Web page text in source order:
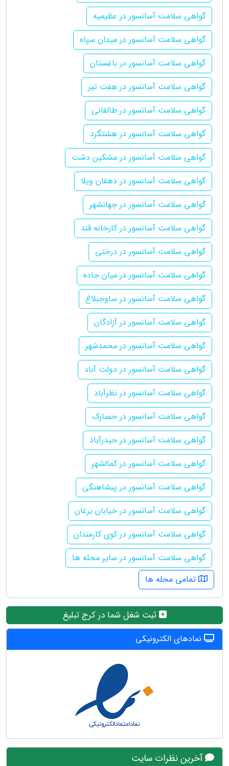
گواهی سلامت آسانسور در عظیمیه
گواهی سلامت آسانسور در میدان سپاه
گواهی سلامت آسانسور در باغستان
گواهی سلامت آسانسور در هفت تیر
گواهی سلامت آسانسور در طالقانی
گواهی سلامت آسانسور در هشتگرد
گواهی سلامت آسانسور در مشکین دشت
گواهی سلامت آسانسور در دهقان ویلا
گواهی سلامت آسانسور در جهانشهر
گواهی سلامت آسانسور در کارخانه قند
گواهی سلامت آسانسور در درختی
گواهی سلامت آسانسور در میان جاده
گواهی سلامت آسانسور در ساوجبلاغ
گواهی سلامت آسانسور در آزادگان
گواهی سلامت آسانسور در محمدشهر
گواهی سلامت آسانسور در دولت آباد
گواهی سلامت آسانسور در نظرآباد
گواهی سلامت آسانسور در حصارک
گواهی سلامت آسانسور در حیدرآباد
گواهی سلامت آسانسور در کمالشهر
گواهی سلامت آسانسور در پیشاهنگی
گواهی سلامت آسانسور در خیابان برغان
گواهی سلامت آسانسور در کوی کارمندان
گواهی سلامت آسانسور در سایر محله ها
تمامی محله ها
ثبت شغل شما در کرج تبلیغ
نمادهای الکترونیکی
آخرین نظرات سایت